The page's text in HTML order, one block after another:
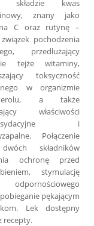
składzie kwas
znany jako
C oraz rutynę –
pochodzenia
przedłużający
tejże witaminy,
toksyczność
w organizmie
a także
właściwości
i
Połączenie
składników
ochronę przed
stymulację
odpornościowego
pękającym
Lek dostępny
recepty.